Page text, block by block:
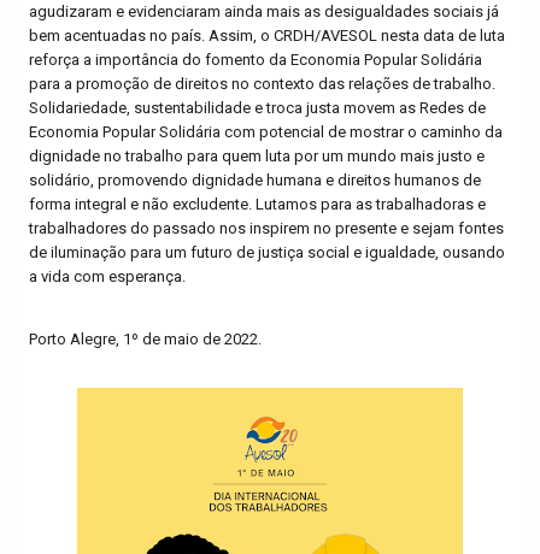
agudizaram e evidenciaram ainda mais as desigualdades sociais já
bem acentuadas no país. Assim, o CRDH/AVESOL nesta data de luta
reforça a importância do fomento da Economia Popular Solidária
para a promoção de direitos no contexto das relações de trabalho.
Solidariedade, sustentabilidade e troca justa movem as Redes de
Economia Popular Solidária com potencial de mostrar o caminho da
dignidade no trabalho para quem luta por um mundo mais justo e
solidário, promovendo dignidade humana e direitos humanos de
forma integral e não excludente. Lutamos para as trabalhadoras e
trabalhadores do passado nos inspirem no presente e sejam fontes
de iluminação para um futuro de justiça social e igualdade, ousando
a vida com esperança.
Porto Alegre, 1º de maio de 2022.